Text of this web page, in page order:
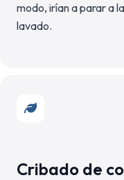
modo, irían a parar a
lavado.
Cribado de